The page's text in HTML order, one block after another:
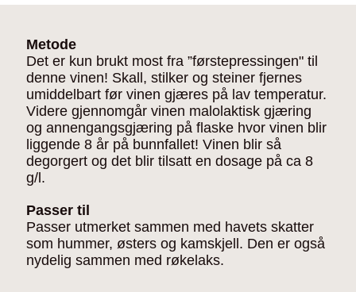
Metode
Det er kun brukt most fra ”førstepressingen" til
denne vinen! Skall, stilker og steiner fjernes
umiddelbart før vinen gjæres på lav temperatur.
Videre gjennomgår vinen malolaktisk gjæring
og annengangsgjæring på flaske hvor vinen blir
liggende 8 år på bunnfallet! Vinen blir så
degorgert og det blir tilsatt en dosage på ca 8
g/l.
Passer til
Passer utmerket sammen med havets skatter
som hummer, østers og kamskjell. Den er også
nydelig sammen med røkelaks.